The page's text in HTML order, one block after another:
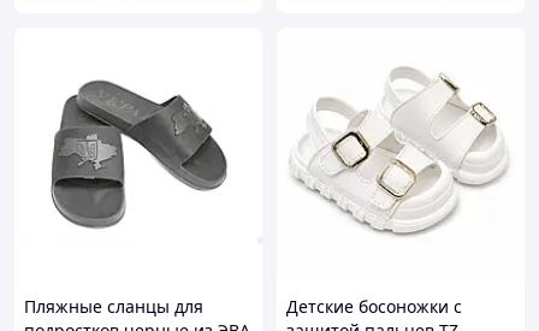
Пляжные сланцы для
Детские босоножки с